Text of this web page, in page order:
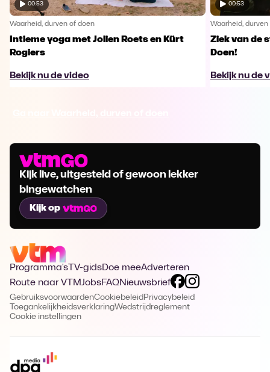
00:53
Waarheid, durven of doen
Intieme yoga met Jolien Roets en Kürt
Rogiers
Bekijk nu de video
00:53
Waarheid,
Ziek van de
Doen!
Bekijk nu de
Kijk live, uitgesteld of gewoon lekker
bingewatchen
Kijk op
Programma's TV-gidsDoe meeAdverteren
Route naar VTMJobsFAQNieuwsbrief
GebruiksvoorwaardenCookiebeleid Privacybeleid
ToegankelijkheidsverklaringWedstrijdreglement
Cookie instellingen